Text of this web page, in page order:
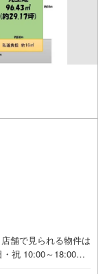
クインクローゼット
舗で見られる物件は
祝 10:00～18:00・